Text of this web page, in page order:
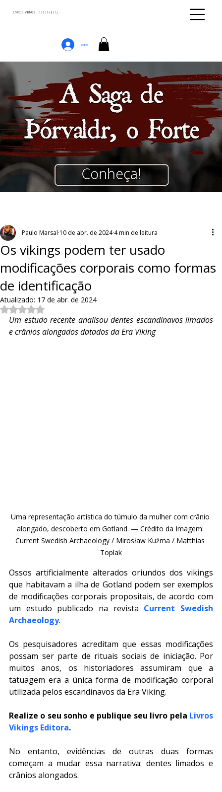
LIVROS VIKINGS · ᚢᛁᚴᛁᚴᛅᛒᛅᚴᛦ ·
Login
Os vikings podem ter usado
modificações corporais como formas
de identificação
Paulo Marsal 10 de abr. de 2024 4 min de leitura
Atualizado: 17 de abr. de 2024
Avaliado com NaN de 5 estrelas.
Um estudo recente analisou dentes escandinavos limados
e crânios alongados datados da Era Viking
Uma representação artística do túmulo da mulher com crânio
alongado, descoberto em Gotland. — Crédito da Imagem:
Current Swedish Archaeology / Mirosław Kuźma / Matthias
Toplak
Ossos artificialmente alterados oriundos dos vikings
que habitavam a ilha de Gotland podem ser exemplos
de modificações corporais propositais, de acordo com
um estudo publicado na revista Current Swedish
Archaeology.
Os pesquisadores acreditam que essas modificações
possam ser parte de rituais sociais de iniciação. Por
muitos anos, os historiadores assumiram que a
tatuagem era a única forma de modificação corporal
utilizada pelos escandinavos da Era Viking.
Realize o seu sonho e publique seu livro pela Livros
Vikings Editora.
No entanto, evidências de outras duas formas
começam a mudar essa narrativa: dentes limados e
crânios alongados.